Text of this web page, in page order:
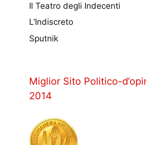
Il Teatro degli Indecenti
L’Indiscreto
Sputnik
Miglior Sito Politico-
2014